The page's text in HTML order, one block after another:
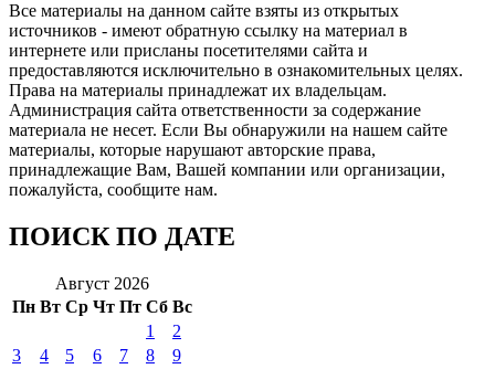
Все материалы на данном сайте взяты из открытых
источников - имеют обратную ссылку на материал в
интернете или присланы посетителями сайта и
предоставляются исключительно в ознакомительных целях.
Права на материалы принадлежат их владельцам.
Администрация сайта ответственности за содержание
материала не несет. Если Вы обнаружили на нашем сайте
материалы, которые нарушают авторские права,
принадлежащие Вам, Вашей компании или организации,
пожалуйста, сообщите нам.
ПОИСК ПО ДАТЕ
Август 2026
Пн Вт Ср Чт Пт Сб Вс
1
2
3
4 5 6 7 8
9